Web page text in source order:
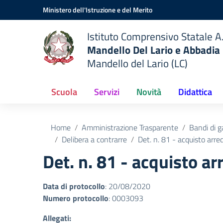
Vai ai contenuti
Vai al menu di navigazioneMinistero dell'Istruzione e del Merito
Istituto Comprensivo Statale
Mandello Del Lario e
Mandello del Lario (LC)
Scuola Servizi Novità Didattica
Home Amministrazione Trasparente
Bandi di
Delibera a contrarre
Det. n. 81 - acquisto
Det. n. 81 - acquisto
Data di protocollo: 20/08/2020
Numero protocollo: 0003093
Allegati: